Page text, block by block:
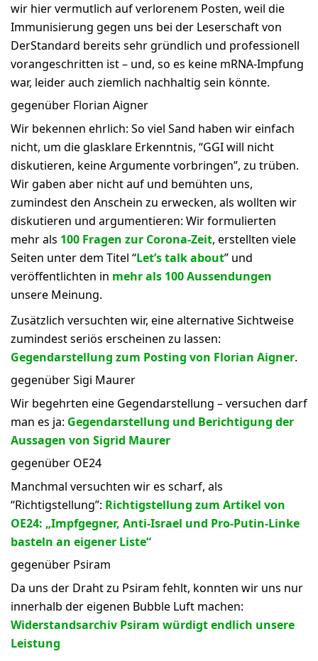
wir hier vermutlich auf verlorenem Posten, weil die
Immunisierung gegen uns bei der Leserschaft von
DerStandard bereits sehr gründlich und professionell
vorangeschritten ist – und, so es keine mRNA-Impfung
war, leider auch ziemlich nachhaltig sein könnte.
gegenüber Florian Aigner
Wir bekennen ehrlich: So viel Sand haben wir einfach
nicht, um die glasklare Erkenntnis, “GGI will nicht
diskutieren, keine Argumente vorbringen”, zu trüben.
Wir gaben aber nicht auf und bemühten uns,
zumindest den Anschein zu erwecken, als wollten wir
diskutieren und argumentieren: Wir formulierten
mehr als 100 Fragen zur Corona-Zeit, erstellten viele
Seiten unter dem Titel “Let’s talk about” und
veröffentlichten in mehr als 100 Aussendungen
unsere Meinung.
Zusätzlich versuchten wir, eine alternative Sichtweise
zumindest seriös erscheinen zu lassen:
Gegendarstellung zum Posting von Florian Aigner.
gegenüber Sigi Maurer
Wir begehrten eine Gegendarstellung – versuchen darf
man es ja: Gegendarstellung und Berichtigung der
Aussagen von Sigrid Maurer
gegenüber OE24
Manchmal versuchten wir es scharf, als
“Richtigstellung”: Richtigstellung zum Artikel von
OE24: „Impfgegner, Anti-Israel und Pro-Putin-Linke
basteln an eigener Liste“
gegenüber Psiram
Da uns der Draht zu Psiram fehlt, konnten wir uns nur
innerhalb der eigenen Bubble Luft machen:
Widerstandsarchiv Psiram würdigt endlich unsere
Leistung